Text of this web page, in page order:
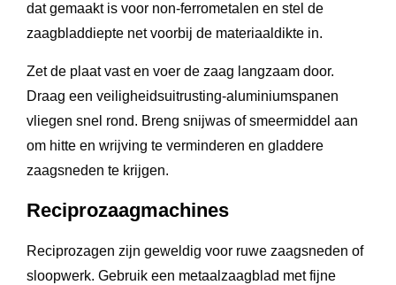
dat gemaakt is voor non-ferrometalen en stel de
zaagbladdiepte net voorbij de materiaaldikte in.
Zet de plaat vast en voer de zaag langzaam door.
Draag een veiligheidsuitrusting-aluminiumspanen
vliegen snel rond. Breng snijwas of smeermiddel aan
om hitte en wrijving te verminderen en gladdere
zaagsneden te krijgen.
Reciprozaagmachines
Reciprozagen zijn geweldig voor ruwe zaagsneden of
sloopwerk. Gebruik een metaalzaagblad met fijne